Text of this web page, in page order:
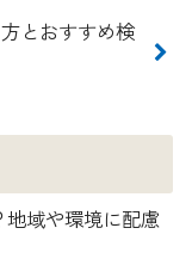
とおすすめ検
域や環境に配慮